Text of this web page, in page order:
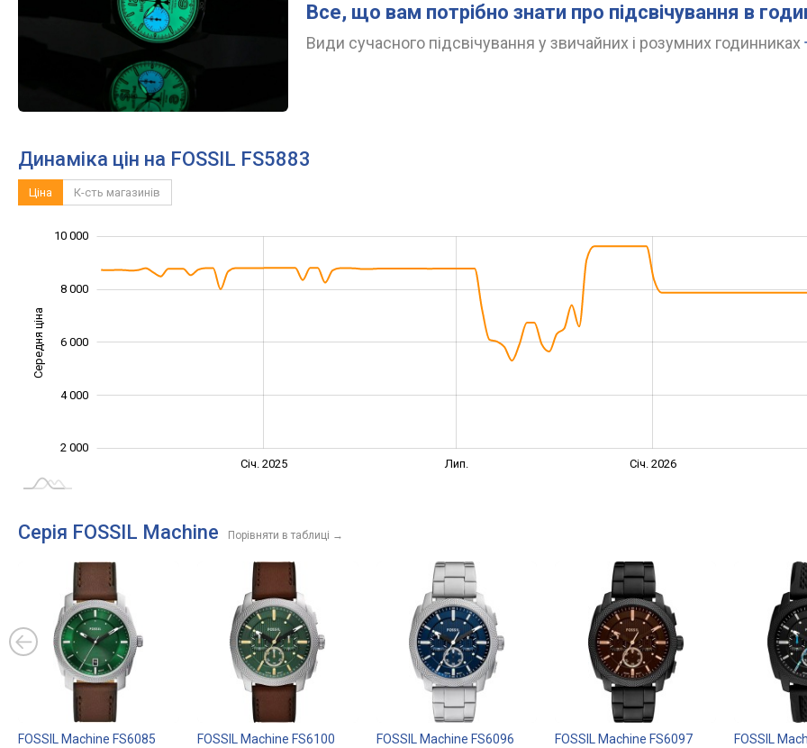
Все, що вам потрібно знати про підсвічування в
Види сучасного підсвічування у звичайних і розумних годинниках
Динаміка цін на FOSSIL FS5883
Ціна К-сть магазинів
Середня ціна 10 000
2 000
4 000
6 000
8 000
10 000
Січ. 2025 Лип. Січ. 2026
Серія FOSSIL Machine Порівняти в таблиці →
FOSSIL Machine FS6085 FOSSIL Machine FS6100 FOSSIL Machine FS6096 FOSSIL Machine FS6097 FOSSIL